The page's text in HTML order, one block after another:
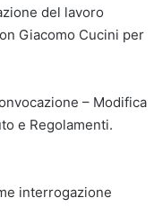
del lavoro
Giacomo Cucini per
– Modifica
e Regolamenti.
interrogazione